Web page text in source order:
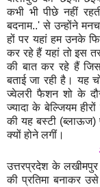
कभी भी पीछे नहीं
बदनाम..' से उन्होंने
हों पर यहां हम उनके
कर रहे हैं यहां तो इस
की बात कर रहे हैं
बताई जा रही है। यह
ज्वेलरी फैशन शो के
ज्यादा के बेल्जियम
की यह बस्टी (ब्लाऊज)
क्यों होने लगीं।
उत्तरप्रदेश के
की प्रतिमा बनाकर